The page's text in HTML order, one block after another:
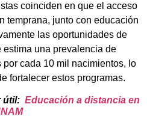
coinciden en que el acceso
temprana, junto con educación
las oportunidades de
una prevalencia de
cada 10 mil nacimientos, lo
fortalecer estos programas.
útil: Educación a distancia en